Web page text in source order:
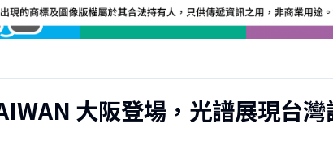
大阪登場，光譜展現台灣